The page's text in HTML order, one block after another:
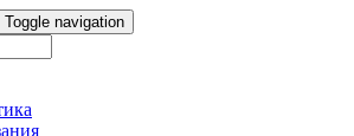
Toggle navigation